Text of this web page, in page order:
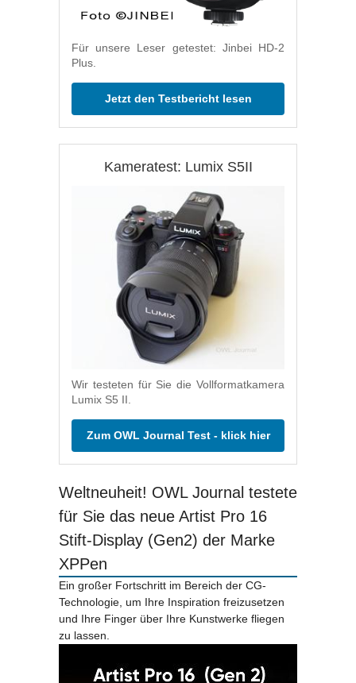
Für unsere Leser getestet: Jinbei HD-2
Plus.
Jetzt den Testbericht lesen
Kameratest: Lumix S5II
Wir testeten für Sie die Vollformatkamera
Lumix S5 II.
Zum OWL Journal Test - klick hier
Weltneuheit! OWL Journal testete
für Sie das neue Artist Pro 16
Stift-Display (Gen2) der Marke
XPPen
Ein großer Fortschritt im Bereich der CG-
Technologie, um Ihre Inspiration freizusetzen
und Ihre Finger über Ihre Kunstwerke fliegen
zu lassen.